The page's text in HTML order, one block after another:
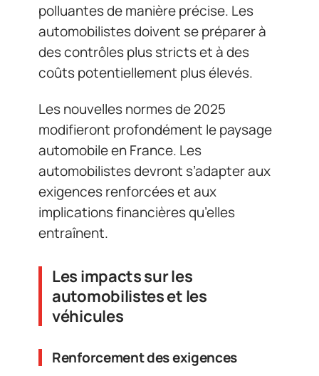
polluantes de manière précise. Les
automobilistes doivent se préparer à
des contrôles plus stricts et à des
coûts potentiellement plus élevés.
Les nouvelles normes de 2025
modifieront profondément le paysage
automobile en France. Les
automobilistes devront s’adapter aux
exigences renforcées et aux
implications financières qu’elles
entraînent.
Les impacts sur les
automobilistes et les
véhicules
Renforcement des exigences